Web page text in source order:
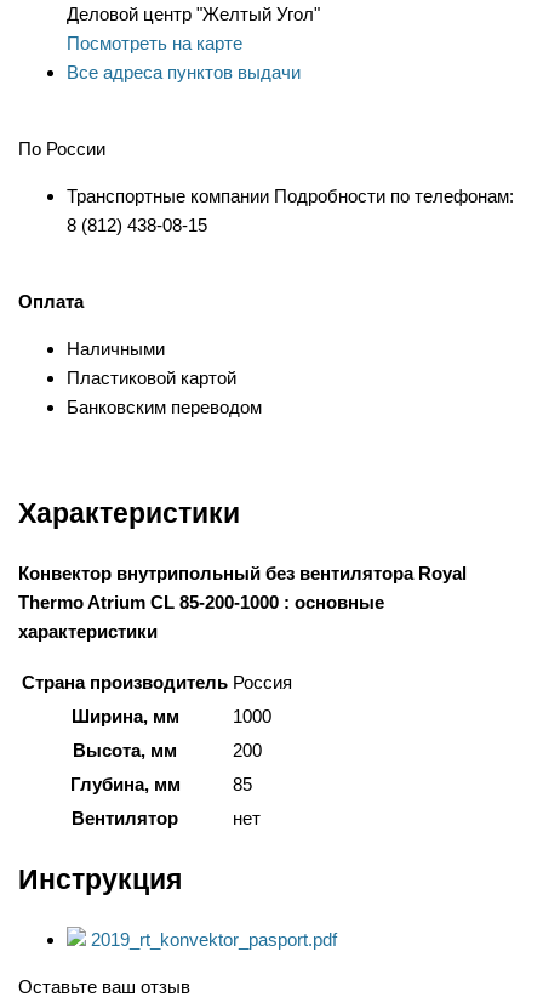
Деловой центр "Желтый Угол"
Посмотреть на карте
Все адреса пунктов выдачи
По России
Транспортные компании Подробности по телефонам:
8 (812) 438-08-15
Оплата
Наличными
Пластиковой картой
Банковским переводом
Характеристики
Конвектор внутрипольный без вентилятора Royal
Thermo Atrium CL 85-200-1000 : основные
характеристики
Страна производитель Россия
Ширина, мм
1000
Высота, мм
200
Глубина, мм
85
Вентилятор
нет
Инструкция
2019_rt_konvektor_pasport.pdf
Оставьте ваш отзыв